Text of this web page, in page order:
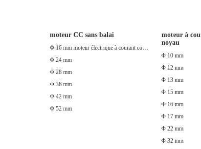
moteur CC sans balai
Φ 16 mm moteur électrique à courant continu sans balais inrunner avec pilote
Φ 24 mm
Φ 28 mm
Φ 36 mm
Φ 42 mm
Φ 52 mm
moteur à
noyau
Φ 10 mm
Φ 12 mm
Φ 13 mm
Φ 15 mm
Φ 16 mm
Φ 17 mm
Φ 22 mm
Φ 32 mm